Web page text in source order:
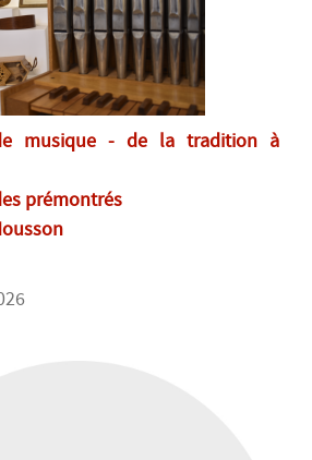
musique - de la tradition à
prémontrés